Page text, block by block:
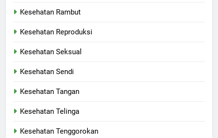
Kesehatan Rambut
Kesehatan Reproduksi
Kesehatan Seksual
Kesehatan Sendi
Kesehatan Tangan
Kesehatan Telinga
Kesehatan Tenggorokan